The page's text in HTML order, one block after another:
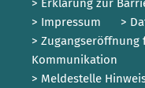
> Erklärung zur
> Impressum
>
>
Kommunikation
> Meldestelle